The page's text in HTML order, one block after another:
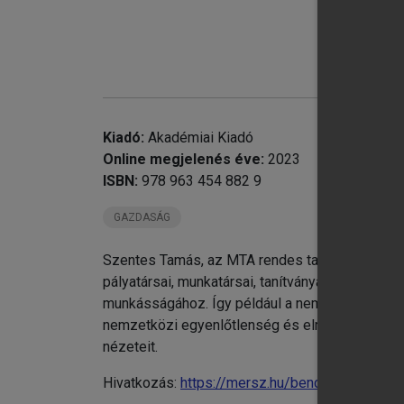
Kiadó: Akadémiai Kiadó
Online megjelenés éve: 2023
ISBN: 978 963 454 882 9
GAZDASÁG
Szentes Tamás, az MTA rendes tagja, a
pályatársai, munkatársai, tanítványai és
munkásságához. Így például a nemzetközi
nemzetközi egyenlőtlenség és
nézeteit.
Hivatkozás: https://mersz.hu/benczes-